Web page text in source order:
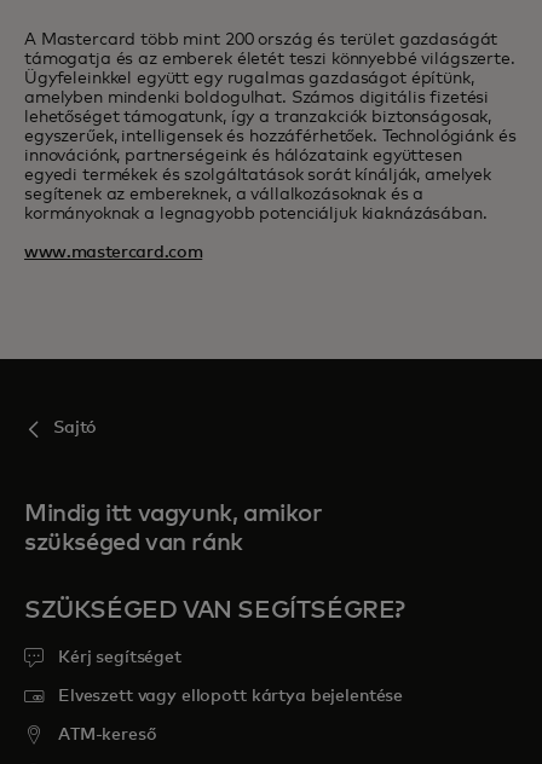
A Mastercard több mint 200 ország és terület gazdaságát
támogatja és az emberek életét teszi könnyebbé világszerte.
Ügyfeleinkkel együtt egy rugalmas gazdaságot építünk,
amelyben mindenki boldogulhat. Számos digitális fizetési
lehetőséget támogatunk, így a tranzakciók biztonságosak,
egyszerűek, intelligensek és hozzáférhetőek. Technológiánk és
innovációnk, partnerségeink és hálózataink együttesen
egyedi termékek és szolgáltatások sorát kínálják, amelyek
segítenek az embereknek, a vállalkozásoknak és a
kormányoknak a legnagyobb potenciáljuk kiaknázásában.
www.mastercard.com
Sajtó
Mindig itt vagyunk, amikor
szükséged van ránk
SZÜKSÉGED VAN SEGÍTSÉGRE?
Kérj segítséget
Elveszett vagy ellopott kártya bejelentése
ATM-kereső